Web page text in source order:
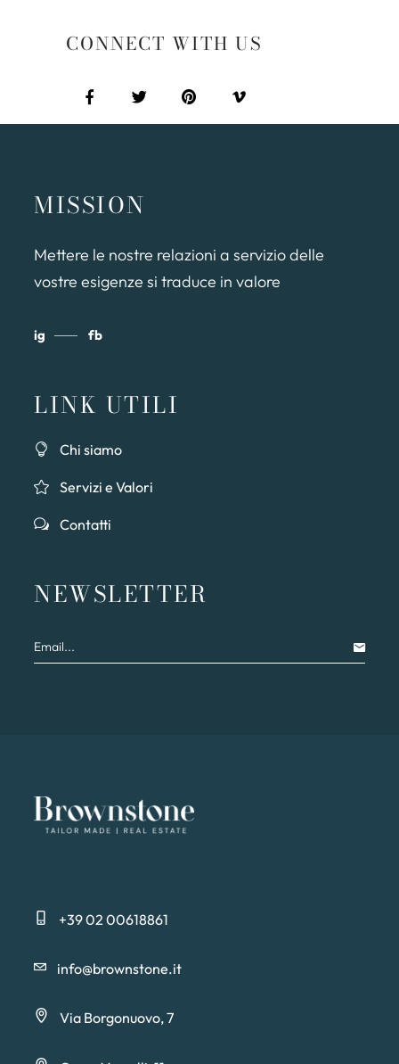
CONNECT WITH US
MISSION
Mettere le nostre relazioni a servizio delle
vostre esigenze si traduce in valore
ig fb
LINK UTILI
Chi siamo
Servizi e Valori
Contatti
NEWSLETTER
+39 02 00618861
info@brownstone.it
Via Borgonuovo, 7